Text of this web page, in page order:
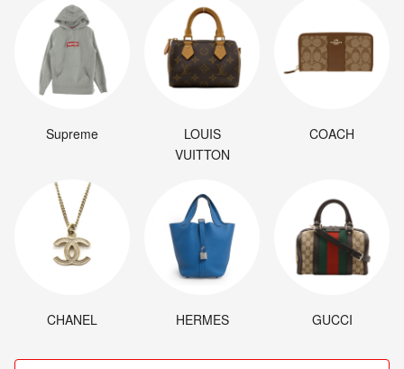
Supreme
LOUIS
VUITTON
COACH
CHANEL HERMES GUCCI